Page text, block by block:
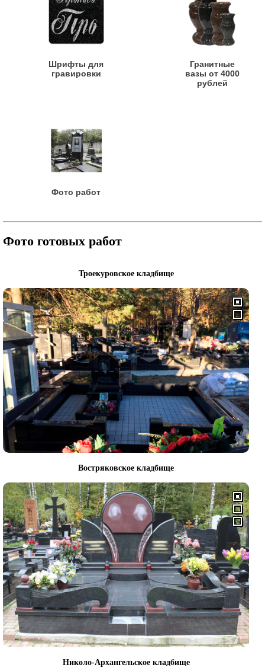
Шрифты для
гравировки
Гранитные
вазы от 4000
рублей
Фото работ
Фото готовых работ
Троекуровское кладбище
Востряковское кладбище
Николо-Архангельское кладбище